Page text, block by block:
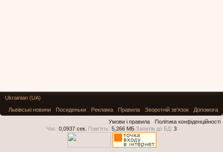
Ukrainian (UA)
Львівські новини
Посиденьки Реклама Правила Зворотній зв'язок
Допомога
Умови і правила
Політика конфіденційності
Час: 0,0937 сек. Пам'ять: 5,266 МБ Запитів до БД: 3